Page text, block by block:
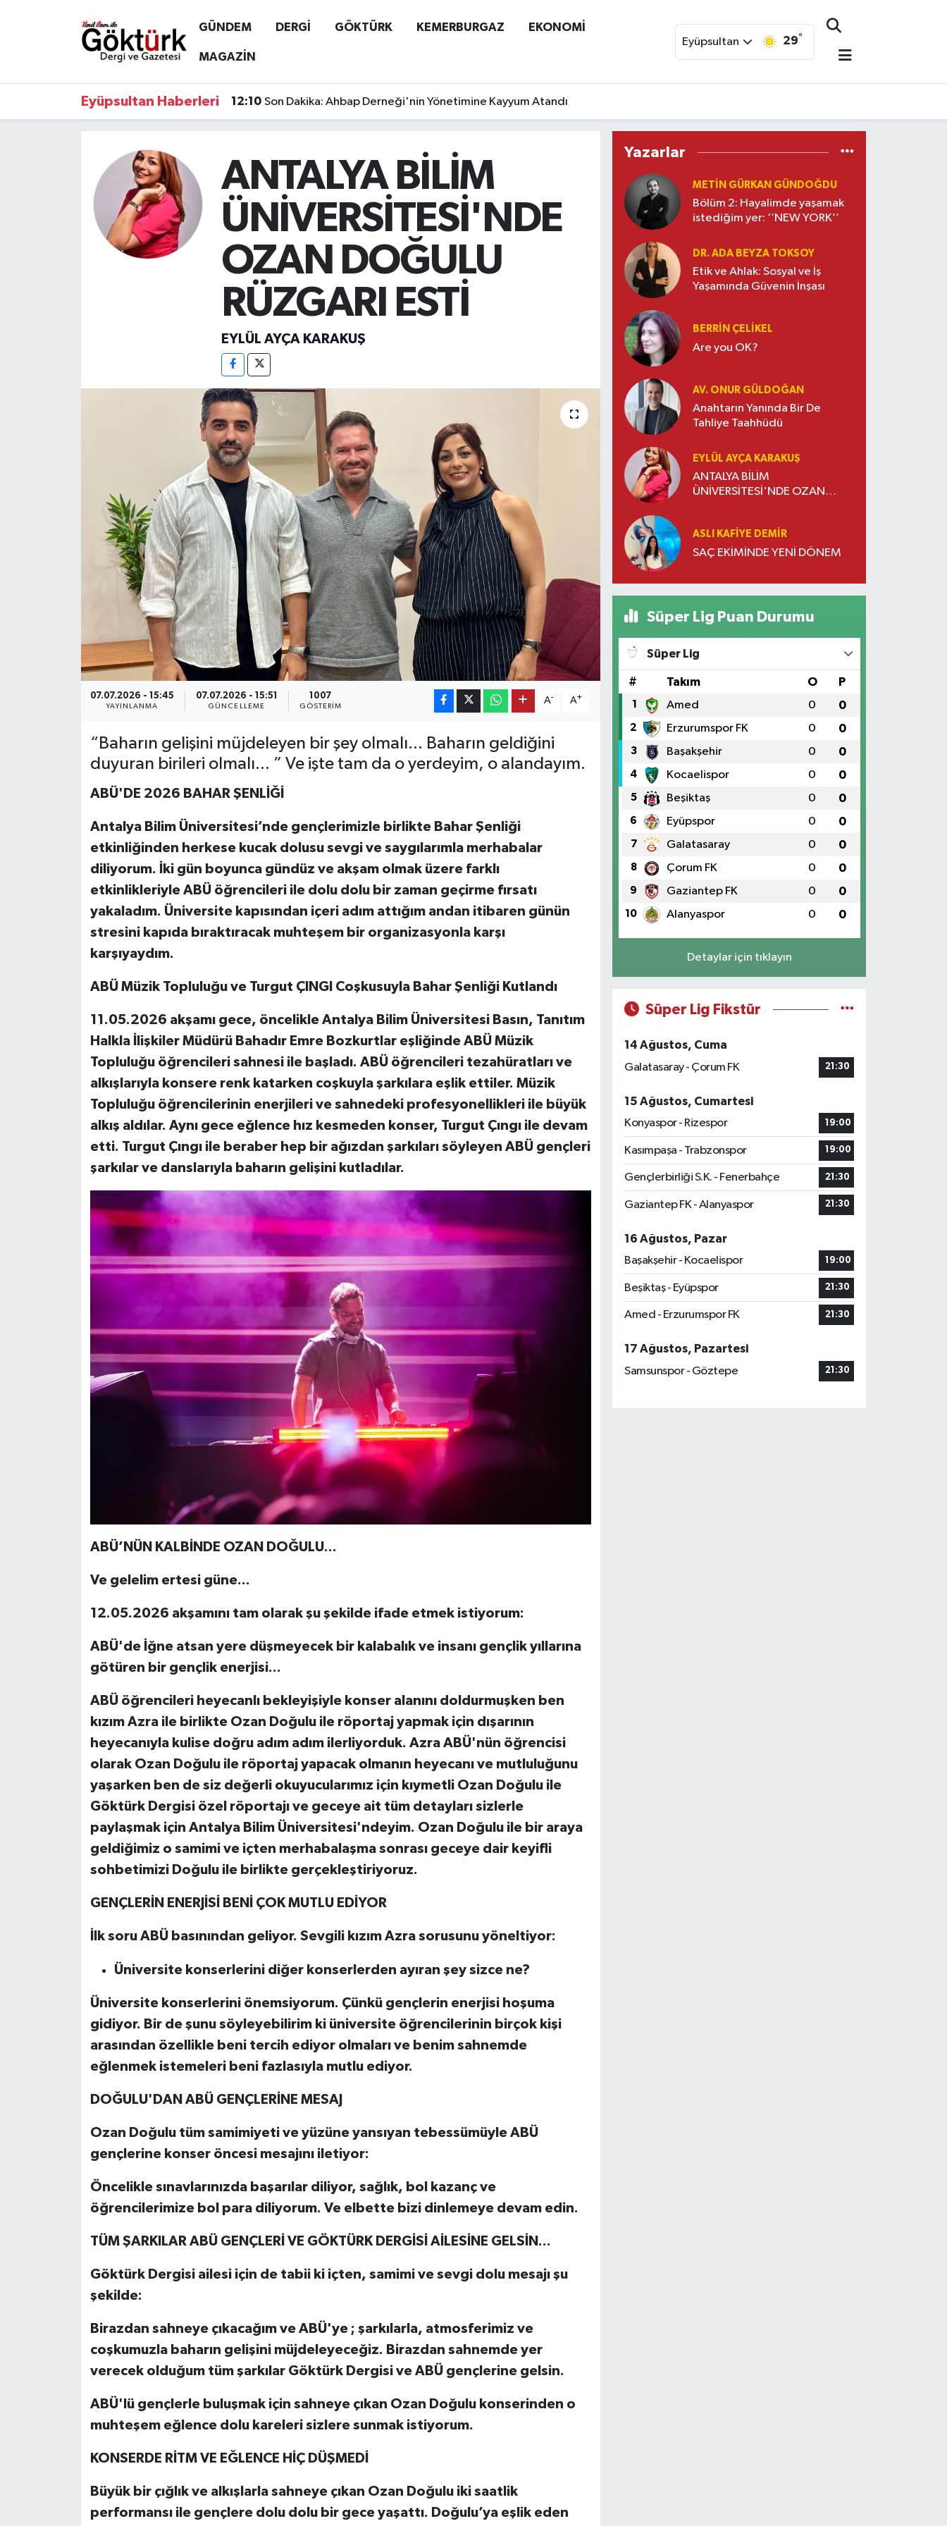
GÜNDEM DERGİ GÖKTÜRK KEMERBURGAZ EKONOMİ
MAGAZİN
Eyüpsultan 29°
Eyüpsultan Haberleri 12:10 Son Dakika: Ahbap Derneği'nin Yönetimine Kayyum Atandı
ANTALYA BİLİM
ÜNİVERSİTESİ'NDE
OZAN DOĞULU
RÜZGARI ESTİ
EYLÜL AYÇA KARAKUŞ
07.07.2026 - 15:45
YAYINLANMA
07.07.2026 - 15:51
GÜNCELLEME
1007
GÖSTERIM
A- A+
“Baharın gelişini müjdeleyen bir şey olmalı... Baharın geldiğini
duyuran birileri olmalı... ” Ve işte tam da o yerdeyim, o alandayım.
ABÜ'DE 2026 BAHAR ŞENLİĞİ
Antalya Bilim Üniversitesi’nde gençlerimizle birlikte Bahar Şenliği
etkinliğinden herkese kucak dolusu sevgi ve saygılarımla merhabalar
diliyorum. İki gün boyunca gündüz ve akşam olmak üzere farklı
etkinlikleriyle ABÜ öğrencileri ile dolu dolu bir zaman geçirme fırsatı
yakaladım. Üniversite kapısından içeri adım attığım andan itibaren günün
stresini kapıda bıraktıracak muhteşem bir organizasyonla karşı
karşıyaydım.
ABÜ Müzik Topluluğu ve Turgut ÇINGI Coşkusuyla Bahar Şenliği Kutlandı
11.05.2026 akşamı gece, öncelikle Antalya Bilim Üniversitesi Basın, Tanıtım
Halkla İlişkiler Müdürü Bahadır Emre Bozkurtlar eşliğinde ABÜ Müzik
Topluluğu öğrencileri sahnesi ile başladı. ABÜ öğrencileri tezahüratları ve
alkışlarıyla konsere renk katarken coşkuyla şarkılara eşlik ettiler. Müzik
Topluluğu öğrencilerinin enerjileri ve sahnedeki profesyonellikleri ile büyük
alkış aldılar. Aynı gece eğlence hız kesmeden konser, Turgut Çıngı ile devam
etti. Turgut Çıngı ile beraber hep bir ağızdan şarkıları söyleyen ABÜ gençleri
şarkılar ve danslarıyla baharın gelişini kutladılar.
ABÜ’NÜN KALBİNDE OZAN DOĞULU...
Ve gelelim ertesi güne...
12.05.2026 akşamını tam olarak şu şekilde ifade etmek istiyorum:
ABÜ'de İğne atsan yere düşmeyecek bir kalabalık ve insanı gençlik yıllarına
götüren bir gençlik enerjisi...
ABÜ öğrencileri heyecanlı bekleyişiyle konser alanını doldurmuşken ben
kızım Azra ile birlikte Ozan Doğulu ile röportaj yapmak için dışarının
heyecanıyla kulise doğru adım adım ilerliyorduk. Azra ABÜ'nün öğrencisi
olarak Ozan Doğulu ile röportaj yapacak olmanın heyecanı ve mutluluğunu
yaşarken ben de siz değerli okuyucularımız için kıymetli Ozan Doğulu ile
Göktürk Dergisi özel röportajı ve geceye ait tüm detayları sizlerle
paylaşmak için Antalya Bilim Üniversitesi'ndeyim. Ozan Doğulu ile bir araya
geldiğimiz o samimi ve içten merhabalaşma sonrası geceye dair keyifli
sohbetimizi Doğulu ile birlikte gerçekleştiriyoruz.
GENÇLERİN ENERJİSİ BENİ ÇOK MUTLU EDİYOR
İlk soru ABÜ basınından geliyor. Sevgili kızım Azra sorusunu yöneltiyor:
Üniversite konserlerini diğer konserlerden ayıran şey sizce ne?
Üniversite konserlerini önemsiyorum. Çünkü gençlerin enerjisi hoşuma
gidiyor. Bir de şunu söyleyebilirim ki üniversite öğrencilerinin birçok kişi
arasından özellikle beni tercih ediyor olmaları ve benim sahnemde
eğlenmek istemeleri beni fazlasıyla mutlu ediyor.
DOĞULU'DAN ABÜ GENÇLERİNE MESAJ
Ozan Doğulu tüm samimiyeti ve yüzüne yansıyan tebessümüyle ABÜ
gençlerine konser öncesi mesajını iletiyor:
Öncelikle sınavlarınızda başarılar diliyor, sağlık, bol kazanç ve
öğrencilerimize bol para diliyorum. Ve elbette bizi dinlemeye devam edin.
TÜM ŞARKILAR ABÜ GENÇLERİ VE GÖKTÜRK DERGİSİ AİLESİNE GELSİN...
Göktürk Dergisi ailesi için de tabii ki içten, samimi ve sevgi dolu mesajı şu
şekilde:
Birazdan sahneye çıkacağım ve ABÜ'ye ; şarkılarla, atmosferimiz ve
coşkumuzla baharın gelişini müjdeleyeceğiz. Birazdan sahnemde yer
verecek olduğum tüm şarkılar Göktürk Dergisi ve ABÜ gençlerine gelsin.
ABÜ'lü gençlerle buluşmak için sahneye çıkan Ozan Doğulu konserinden o
muhteşem eğlence dolu kareleri sizlere sunmak istiyorum.
KONSERDE RİTM VE EĞLENCE HİÇ DÜŞMEDİ
Büyük bir çığlık ve alkışlarla sahneye çıkan Ozan Doğulu iki saatlik
performansı ile gençlere dolu dolu bir gece yaşattı. Doğulu’ya eşlik eden
Yazarlar
METIN GÜRKAN GÜNDOĞDU
Bölüm 2: Hayalimde yaşamak
istediğim yer: ‘’NEW YORK’’
DR. ADA BEYZA TOKSOY
Etik ve Ahlak: Sosyal ve İş
Yaşamında Güvenin İnşası
BERRIN ÇELIKEL
Are you OK?
AV. ONUR GÜLDOĞAN
Anahtarın Yanında Bir De
Tahliye Taahhüdü
EYLÜL AYÇA KARAKUŞ
ANTALYA BİLİM
ÜNİVERSİTESİ'NDE OZAN
ASLI KAFIYE DEMIR
SAÇ EKİMİNDE YENİ DÖNEM
Süper Lig Puan Durumu
Süper Lig
# Takım O P
1 Amed 0 0
2 Erzurumspor FK 0 0
3 Başakşehir 0 0
4 Kocaelispor 0 0
5 Beşiktaş 0 0
6 Eyüpspor 0 0
7 Galatasaray 0 0
8 Çorum FK 0 0
9 Gaziantep FK 0 0
10 Alanyaspor 0 0
Detaylar için tıklayın
Süper Lig Fikstür
14 Ağustos, Cuma
Galatasaray - Çorum FK
21:30
15 Ağustos, Cumartesi
Konyaspor - Rizespor
19:00
Kasımpaşa - Trabzonspor 19:00
Gençlerbirliği S.K. - Fenerbahçe 21:30
Gaziantep FK - Alanyaspor 21:30
16 Ağustos, Pazar
Başakşehir - Kocaelispor
19:00
Beşiktaş - Eyüpspor 21:30
Amed - Erzurumspor FK 21:30
17 Ağustos, Pazartesi
Samsunspor - Göztepe
21:30
Anne Çocuk
Eyüpsultan Hava Durumu
Tüm Manşetler
Son Dakika Haberleri
Haber Arşivi